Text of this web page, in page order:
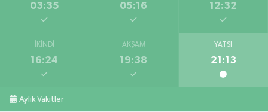
03:35 05:16 12:32
İKINDI
16:24
AKŞAM
19:38
YATSI
21:13
Aylık Vakitler